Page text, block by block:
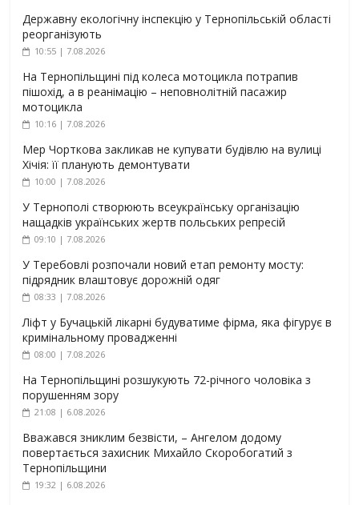
Державну екологічну інспекцію у Тернопільській області
реорганізують
10:55 | 7.08.2026
На Тернопільщині під колеса мотоцикла потрапив
пішохід, а в реанімацію – неповнолітній пасажир
мотоцикла
10:16 | 7.08.2026
Мер Чорткова закликав не купувати будівлю на вулиці
Хічія: її планують демонтувати
10:00 | 7.08.2026
У Тернополі створюють всеукраїнську організацію
нащадків українських жертв польських репресій
09:10 | 7.08.2026
У Теребовлі розпочали новий етап ремонту мосту:
підрядник влаштовує дорожній одяг
08:33 | 7.08.2026
Ліфт у Бучацькій лікарні будуватиме фірма, яка фігурує в
кримінальному провадженні
08:00 | 7.08.2026
На Тернопільщині розшукують 72-річного чоловіка з
порушенням зору
21:08 | 6.08.2026
Вважався зниклим безвісти, – Ангелом додому
повертається захисник Михайло Скоробогатий з
Тернопільщини
19:32 | 6.08.2026